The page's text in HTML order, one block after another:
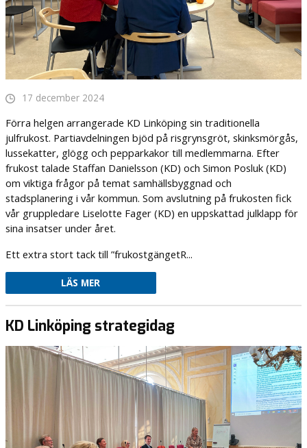
17 december 2024
Förra helgen arrangerade KD Linköping sin traditionella
julfrukost. Partiavdelningen bjöd på risgrynsgröt, skinksmörgås,
lussekatter, glögg och pepparkakor till medlemmarna. Efter
frukost talade Staffan Danielsson (KD) och Simon Posluk (KD)
om viktiga frågor på temat samhällsbyggnad och
stadsplanering i vår kommun. Som avslutning på frukosten fick
vår gruppledare Liselotte Fager (KD) en uppskattad julklapp för
sina insatser under året.
Ett extra stort tack till ”frukostgängetR...
LÄS MER
KD Linköping strategidag